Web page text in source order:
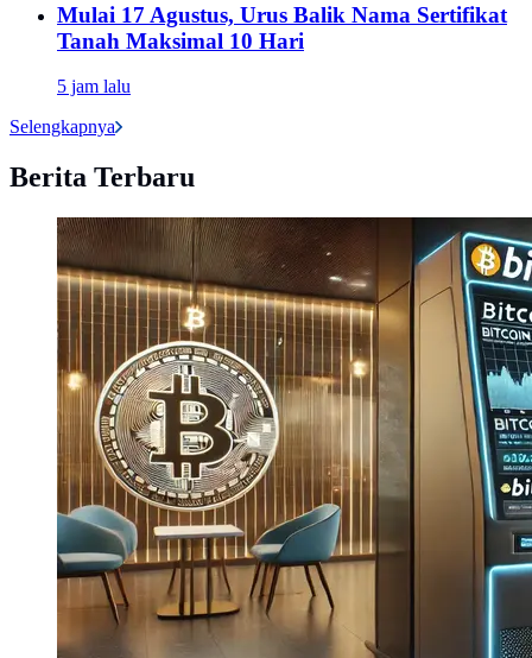
Mulai 17 Agustus, Urus Balik Nama Sertifikat
Tanah Maksimal 10 Hari
5 jam lalu
Selengkapnya
Berita Terbaru